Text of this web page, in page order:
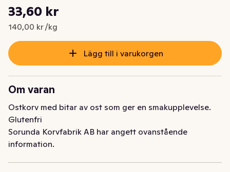
Nuvarande pris är: 33,60 kr
33,60 kr
140,00 kr /kg
Styckpris: 140,00 kr /kg
Lägg till i varukorgen
Om varan
Ostkorv med bitar av ost som ger en smakupplevelse.
Glutenfri
Sorunda Korvfabrik AB har angett ovanstående
information.